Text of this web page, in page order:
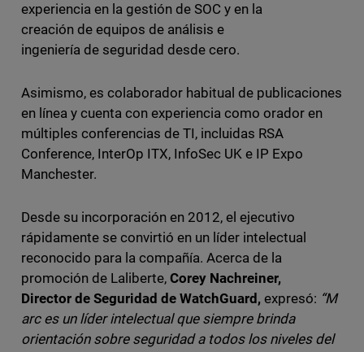
experiencia en la gestión de SOC y en la
creación de equipos de análisis e
ingeniería de seguridad desde cero.
Asimismo, es colaborador habitual de publicaciones
en línea y cuenta con experiencia como orador en
múltiples conferencias de TI, incluidas RSA
Conference, InterOp ITX, InfoSec UK e IP Expo
Manchester.
Desde su incorporación en 2012, el ejecutivo
rápidamente se convirtió en un líder intelectual
reconocido para la compañía. Acerca de la
promoción de Laliberte, Corey Nachreiner,
Director de Seguridad de WatchGuard, expresó: “M
arc es un líder intelectual que siempre brinda
orientación sobre seguridad a todos los niveles del